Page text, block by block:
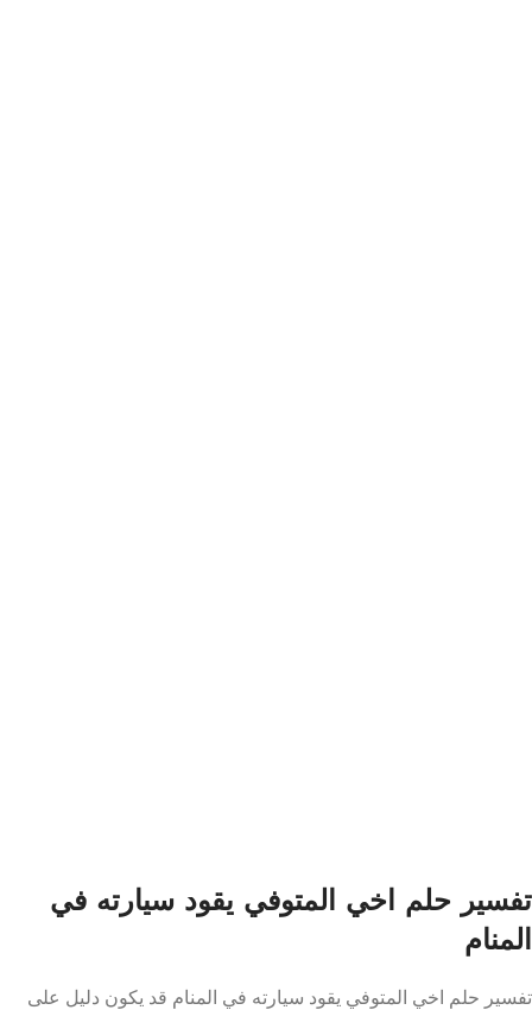
تفسير حلم اخي المتوفي يقود سيارته في
المنام
تفسير حلم اخي المتوفي يقود سيارته في المنام قد يكون دليل على